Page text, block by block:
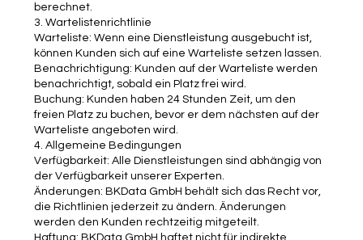
berechnet.
3. Wartelistenrichtlinie
Warteliste: Wenn eine Dienstleistung ausgebucht ist,
können Kunden sich auf eine Warteliste setzen lassen.
Benachrichtigung: Kunden auf der Warteliste werden
benachrichtigt, sobald ein Platz frei wird.
Buchung: Kunden haben 24 Stunden Zeit, um den
freien Platz zu buchen, bevor er dem nächsten auf der
Warteliste angeboten wird.
4. Allgemeine Bedingungen
Verfügbarkeit: Alle Dienstleistungen sind abhängig von
der Verfügbarkeit unserer Experten.
Änderungen: BKData GmbH behält sich das Recht vor,
die Richtlinien jederzeit zu ändern. Änderungen
werden den Kunden rechtzeitig mitgeteilt.
Haftung: BKData GmbH haftet nicht für indirekte